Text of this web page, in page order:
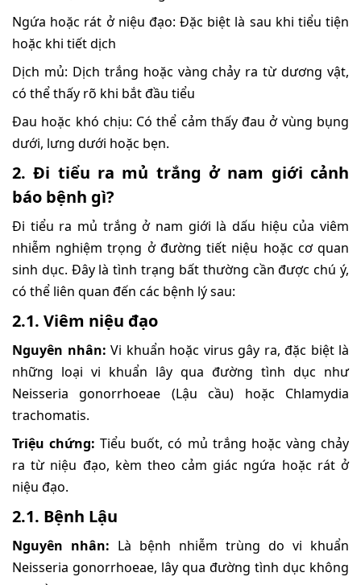
Ngứa hoặc rát ở niệu đạo: Đặc biệt là sau khi tiểu tiện
hoặc khi tiết dịch
Dịch mủ: Dịch trắng hoặc vàng chảy ra từ dương vật,
có thể thấy rõ khi bắt đầu tiểu
Đau hoặc khó chịu: Có thể cảm thấy đau ở vùng bụng
dưới, lưng dưới hoặc bẹn.
2. Đi tiểu ra mủ trắng ở nam giới cảnh
báo bệnh gì?
Đi tiểu ra mủ trắng ở nam giới là dấu hiệu của viêm
nhiễm nghiệm trọng ở đường tiết niệu hoặc cơ quan
sinh dục. Đây là tình trạng bất thường cần được chú ý,
có thể liên quan đến các bệnh lý sau:
2.1. Viêm niệu đạo
Nguyên nhân: Vi khuẩn hoặc virus gây ra, đặc biệt là
những loại vi khuẩn lây qua đường tình dục như
Neisseria gonorrhoeae (Lậu cầu) hoặc Chlamydia
trachomatis.
Triệu chứng: Tiểu buốt, có mủ trắng hoặc vàng chảy
ra từ niệu đạo, kèm theo cảm giác ngứa hoặc rát ở
niệu đạo.
2.1. Bệnh Lậu
Nguyên nhân: Là bệnh nhiễm trùng do vi khuẩn
Neisseria gonorrhoeae, lây qua đường tình dục không